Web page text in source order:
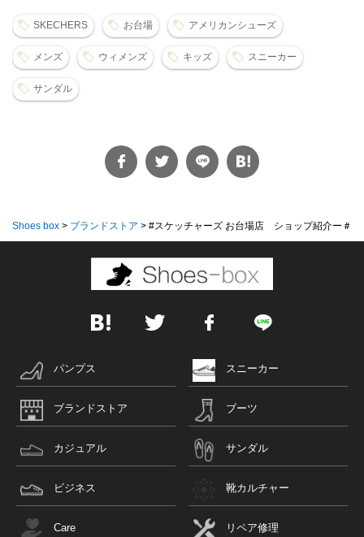
SKECHERS お台場 アメリカンシューズ
メンズ ウィメンズ キッズ スニーカー
サンダル
Shoes box > ブランドストア > #スケッチャーズ お台場店 ショップ紹介ー＃54
パンプス スニーカー
ブランドストア ブーツ
カジュアル サンダル
ビジネス 靴カルチャー
Care リペア修理